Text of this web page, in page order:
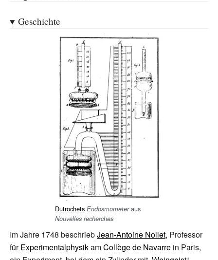
Geschichte
Dutrochets Endosmometeraus
Nouvelles recherches
Im Jahre 1748 beschriebJean-Antoine Nollet, Professor
fürExperimentalphysikamCollège de Navarre in Paris,